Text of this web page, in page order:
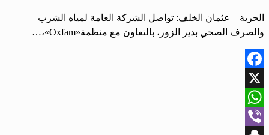
الحرية – عثمان الخلف: تواصل الشركة العامة لمياه الشرب
والصرف الصحي بدير الزور، بالتعاون مع منظمة«Oxfam»،…
Facebook
X
WhatsApp